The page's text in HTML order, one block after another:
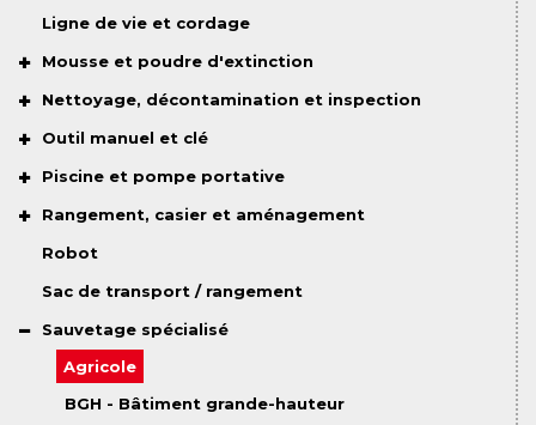
Ligne de vie et cordage
Mousse et poudre d'extinction
Nettoyage, décontamination et inspection
Outil manuel et clé
Piscine et pompe portative
Rangement, casier et aménagement
Robot
Sac de transport / rangement
Sauvetage spécialisé
Agricole
BGH - Bâtiment grande-hauteur